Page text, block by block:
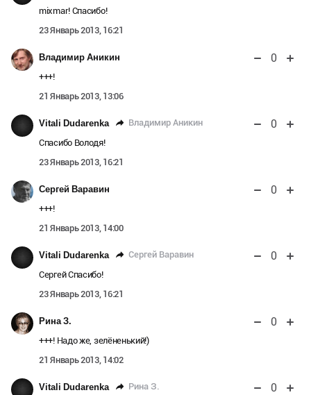
mixmar! Спасибо!
23 Январь 2013, 16:21
Владимир Аникин 0
+++!
21 Январь 2013, 13:06
Vitali Dudarenka Владимир Аникин 0
Спасибо Володя!
23 Январь 2013, 16:21
Сергей Варавин 0
+++!
21 Январь 2013, 14:00
Vitali Dudarenka Сергей Варавин 0
Сергей Спасибо!
23 Январь 2013, 16:21
Рина З. 0
+++! Надо же, зелёненький!)
21 Январь 2013, 14:02
Vitali Dudarenka Рина З. 0